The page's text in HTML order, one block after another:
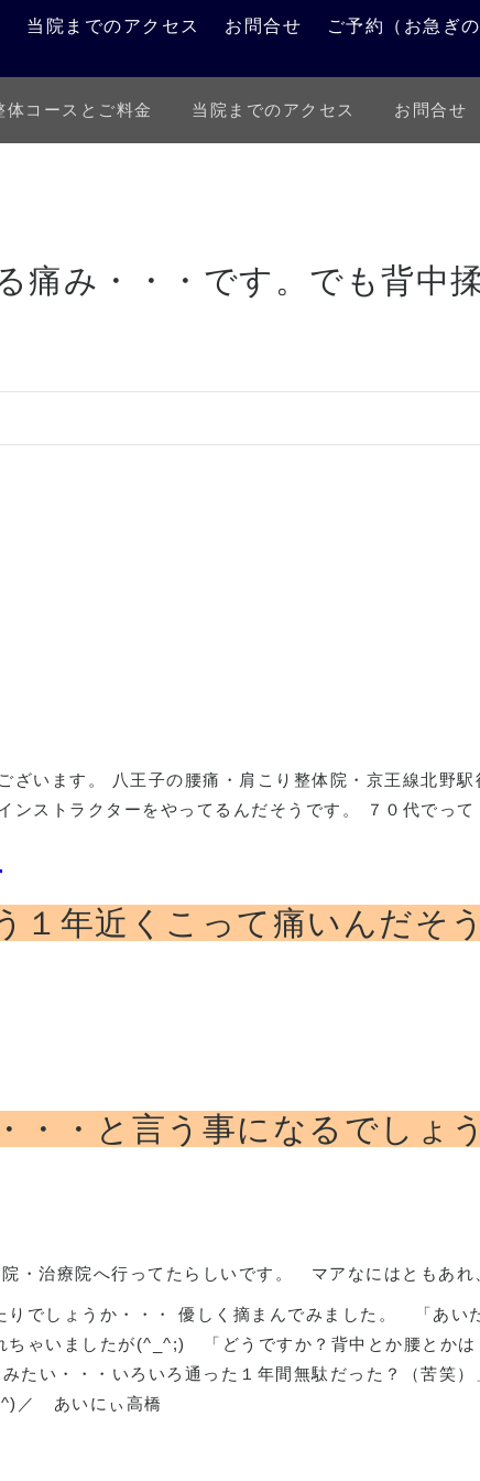
当院までのアクセス お問合せ ご予約（お急ぎ
体コースとご料金 当院までのアクセス お問合せ
痛み・・・です。でも背中
ざいます。 八王子の腰痛・肩こり整体院・京王線北野駅
ンストラクターをやってるんだそうです。 ７０代でって
１年近くこって痛いんだそ
・・と言う事になるでしょ
・治療院へ行ってたらしいです。 マアなにはともあれ
でしょうか・・・ 優しく摘まんでみました。
「あい
ちゃいましたが(^_^;)
「どうですか？背中とか腰とかは
たい・・・いろいろ通った１年間無駄だった？（苦笑）
／ あいにぃ高橋